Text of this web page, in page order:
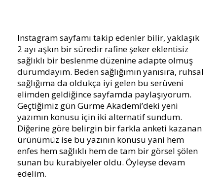
Instagram sayfamı takip edenler bilir, yaklaşık
2 ayı aşkın bir süredir rafine şeker eklentisiz
sağlıklı bir beslenme düzenine adapte olmuş
durumdayım. Beden sağlığımın yanısıra, ruhsal
sağlığıma da oldukça iyi gelen bu serüveni
elimden geldiğince sayfamda paylaşıyorum.
Geçtiğimiz gün Gurme Akademi’deki yeni
yazımın konusu için iki alternatif sundum.
Diğerine göre belirgin bir farkla anketi kazanan
ürünümüz ise bu yazının konusu yani hem
enfes hem sağlıklı hem de tam bir görsel şölen
sunan bu kurabiyeler oldu. Öyleyse devam
edelim.